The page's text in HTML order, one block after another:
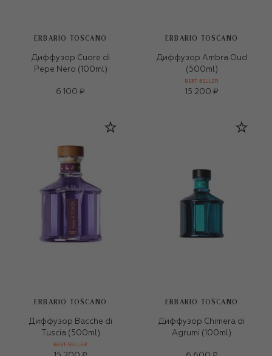
ERBARIO TOSCANO
Диффузор Cuore di
Pepe Nero (100ml)
6 100 ₽
ERBARIO TOSCANO
Диффузор Ambra Oud
(500ml)
BEST-SELLER
15 200 ₽
ERBARIO TOSCANO
Диффузор Bacche di
Tuscia (500ml)
BEST-SELLER
ERBARIO TOSCANO
Диффузор Chimera di
Agrumi (100ml)